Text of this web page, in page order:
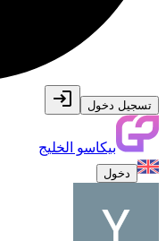
تسجيل دخول
بيكاسو الخليج
دخول